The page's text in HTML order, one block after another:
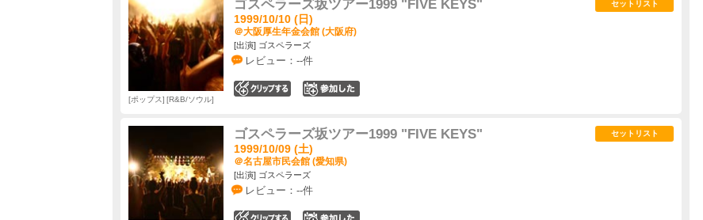
ゴスペラーズ坂ツアー1999 "FIVE KEYS"
1999/10/10 (日)
＠大阪厚生年金会館 (大阪府)
[出演] ゴスペラーズ
レビュー：--件
セットリスト
ポップス R&B/ソウル
ゴスペラーズ坂ツアー1999 "FIVE KEYS"
1999/10/09 (土)
＠名古屋市民会館 (愛知県)
[出演] ゴスペラーズ
レビュー：--件
セットリスト